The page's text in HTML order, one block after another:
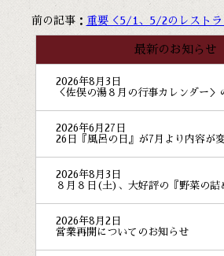
前の記事： 重要＜5/1、5/2のレストラ
最新のお知らせ
2026年8月3日
＜佐俣の湯８月の行事カレンダー＞
2026年6月27日
26日『風呂の日』が7月より内容が
2026年8月3日
８月８日(土)、大好評の『野菜の詰
2026年8月2日
営業再開についてのお知らせ